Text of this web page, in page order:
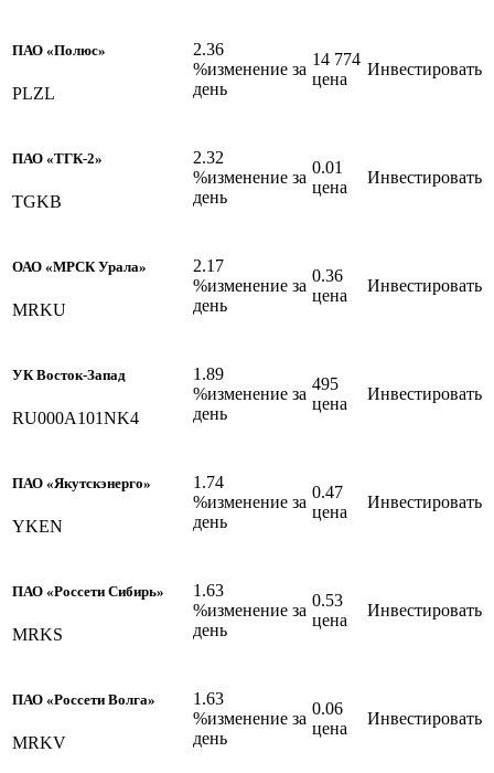
ПАО «Полюс»
PLZL
2.36
%изменение за
день
14 774
цена
Инвестировать
ПАО «ТГК-2»
TGKB
2.32
%изменение за
день
0.01
цена
Инвестировать
ОАО «МРСК Урала»
MRKU
2.17
%изменение за
день
0.36
цена
Инвестировать
УК Восток-Запад
RU000A101NK4
1.89
%изменение за
день
495
цена
Инвестировать
ПАО «Якутскэнерго»
YKEN
1.74
%изменение за
день
0.47
цена
Инвестировать
ПАО «Россети Сибирь»
MRKS
1.63
%изменение за
день
0.53
цена
Инвестировать
ПАО «Россети Волга»
MRKV
1.63
%изменение за
день
0.06
цена
Инвестировать